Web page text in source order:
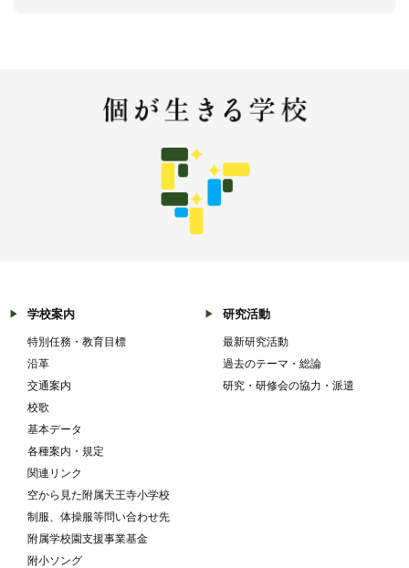
学校案内
特別任務・教育目標
沿革
交通案内
校歌
基本データ
各種案内・規定
関連リンク
空から見た附属天王寺小学校
制服、体操服等問い合わせ先
附属学校園支援事業基金
附小ソング
研究活動
最新研究活動
過去のテーマ・総論
研究・研修会の協力・派遣